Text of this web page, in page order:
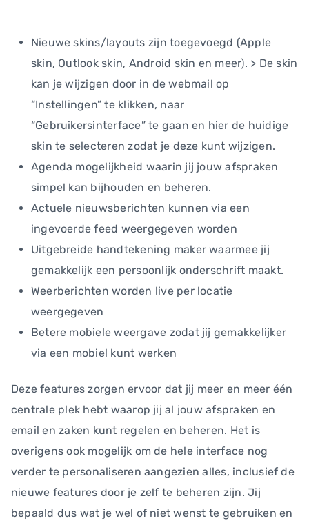
Nieuwe skins/layouts zijn toegevoegd (Apple
skin, Outlook skin, Android skin en meer). > De skin
kan je wijzigen door in de webmail op
“Instellingen” te klikken, naar
“Gebruikersinterface” te gaan en hier de huidige
skin te selecteren zodat je deze kunt wijzigen.
Agenda mogelijkheid waarin jij jouw afspraken
simpel kan bijhouden en beheren.
Actuele nieuwsberichten kunnen via een
ingevoerde feed weergegeven worden
Uitgebreide handtekening maker waarmee jij
gemakkelijk een persoonlijk onderschrift maakt.
Weerberichten worden live per locatie
weergegeven
Betere mobiele weergave zodat jij gemakkelijker
via een mobiel kunt werken
Deze features zorgen ervoor dat jij meer en meer één
centrale plek hebt waarop jij al jouw afspraken en
email en zaken kunt regelen en beheren. Het is
overigens ook mogelijk om de hele interface nog
verder te personaliseren aangezien alles, inclusief de
nieuwe features door je zelf te beheren zijn. Jij
bepaald dus wat je wel of niet wenst te gebruiken en